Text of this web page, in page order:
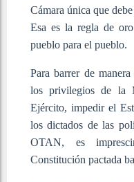
Cámara única que
Esa es la regla de
pueblo para el pueblo.
Para barrer de
los privilegios de la
Ejército, impedir el
los dictados de las
OTAN, es
Constitución pactada